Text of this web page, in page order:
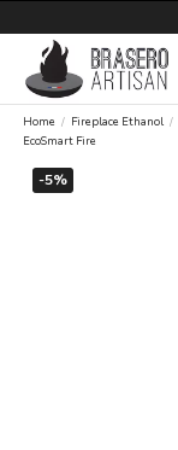
Home Fireplace Ethanol
EcoSmart Fire
-5%